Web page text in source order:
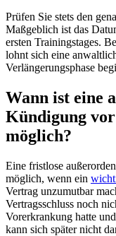
Prüfen Sie stets den
Maßgeblich ist das
ersten Trainingstages.
lohnt sich eine
Verlängerungsphase
Wann ist eine
Kündigung
möglich?
Eine fristlose
möglich, wenn ein
Vertrag unzumutbar
Vertragsschluss noch
Vorerkrankung hatte
kann sich später nicht